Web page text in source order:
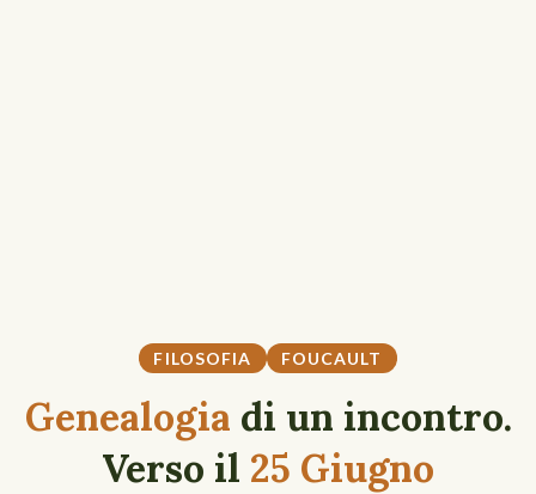
FILOSOFIA FOUCAULT
Genealogia di un incontro.
Verso il 25 Giugno